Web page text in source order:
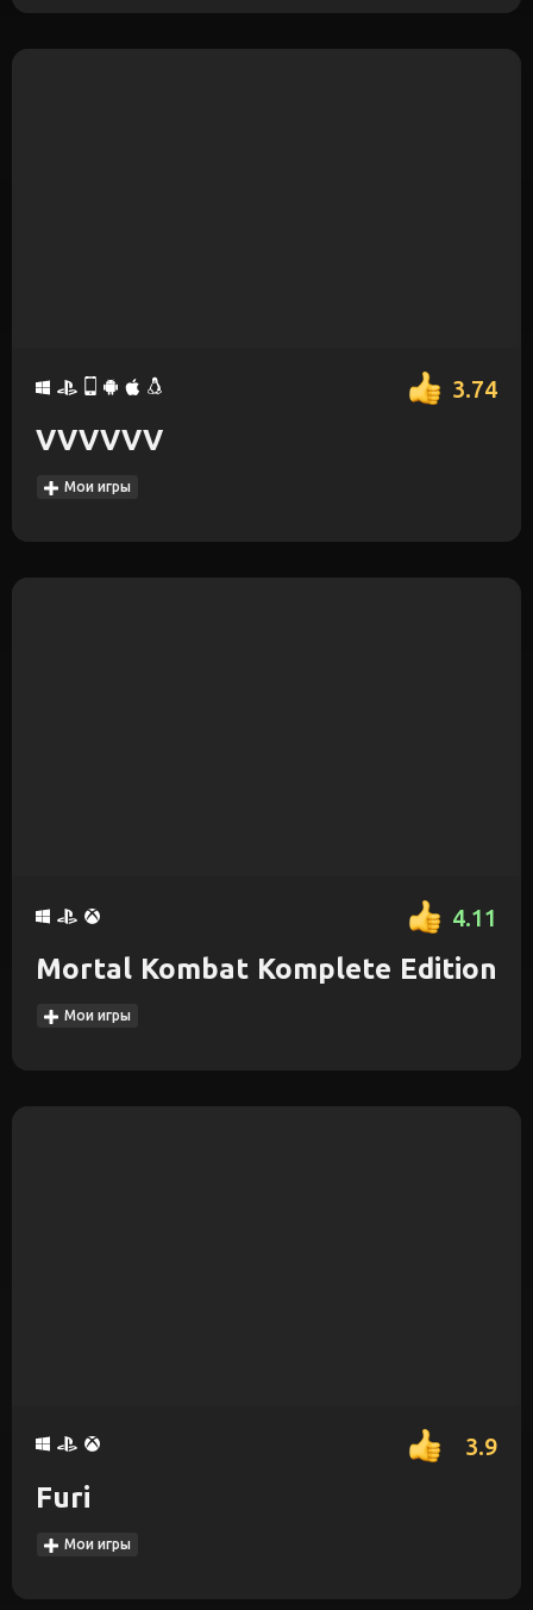
3.74
VVVVVV
Мои игры
4.11
Mortal Kombat Komplete Edition
Мои игры
3.9
Furi
Мои игры